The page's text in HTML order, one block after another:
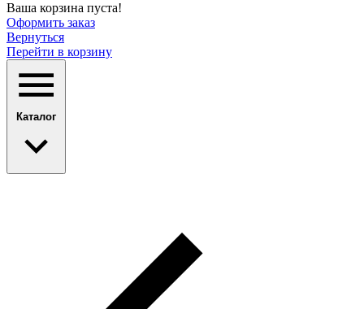
Ваша корзина пуста!
Оформить заказ
Вернуться
Перейти в корзину
Каталог